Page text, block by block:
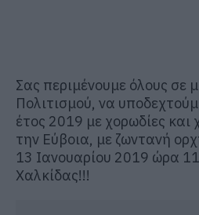
Σας περιμένουμε όλους σε
Πολιτισμού, να
έτος 2019 με χορωδίες και
την Εύβοια, με ζωντανή
13 Ιανουαρίου 2019 ώρα
Χαλκίδας!!!